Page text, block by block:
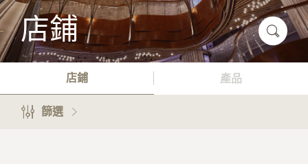
活動
優惠及推廣
預訂K11 Experience
到訪
店鋪
店鋪 產品
篩選